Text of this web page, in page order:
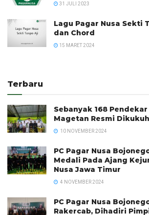
31 JULI 2023
Lagu Pagar Nusa Sekti
dan Chord
15 MARET 2024
Terbaru
Sebanyak 168
Magetan Resmi
10 NOVEMBER 2024
PC Pagar Nusa
Medali Pada Ajang
Nusa Jawa Timur
4 NOVEMBER 2024
PC Pagar Nusa
Rakercab, Dihadiri